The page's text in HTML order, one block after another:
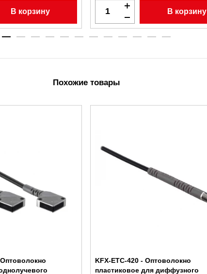
В корзину В корзину
Похожие товары
KFX-ETC-420 - Оптоволокно
пластиковое для диффузного